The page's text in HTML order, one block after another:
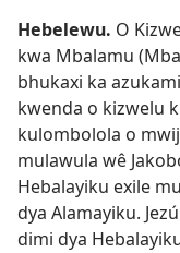
Hebelewu. O
kwa Mbalamu
bhukaxi ka
kwenda o kizwelu
kulombolola o
mulawula wê
Hebalayiku exile
dya Alamayiku.
dimi dya